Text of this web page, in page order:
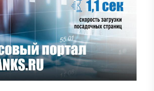
Смотреть проект